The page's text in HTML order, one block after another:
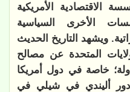
الاقتصادية الأمريكية
الأخرى السياسية
ويشهد التاريخ الحديث
المتحدة عن مصالح
خاصة في دول أمريكا
أليندي في شيلي في